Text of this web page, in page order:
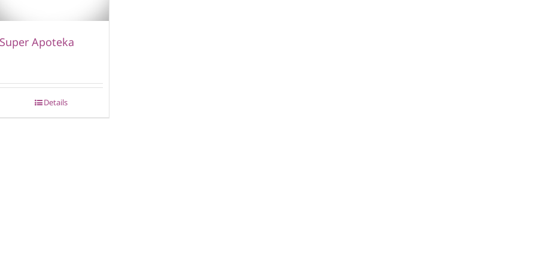
Super Apoteka
Details